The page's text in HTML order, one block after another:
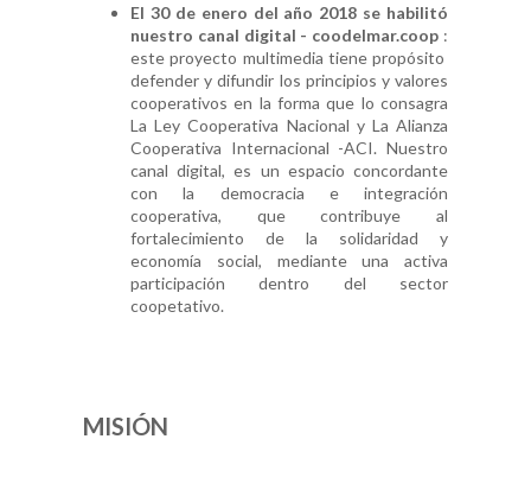
El 30 de enero del año 2018 se habilitó
nuestro canal digital - coodelmar.coop :
este proyecto multimedia tiene propósito
defender y difundir los principios y valores
cooperativos en la forma que lo consagra
La Ley Cooperativa Nacional y La Alianza
Cooperativa Internacional -ACI. Nuestro
canal digital, es un espacio concordante
con la democracia e integración
cooperativa, que contribuye al
fortalecimiento de la solidaridad y
economía social, mediante una activa
participación dentro del sector
coopetativo.
MISIÓN